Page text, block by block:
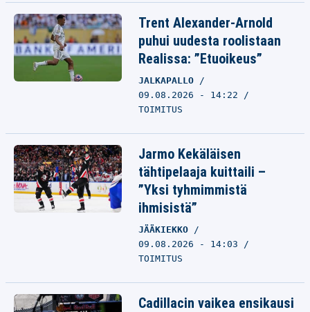
Trent Alexander-Arnold
puhui uudesta roolistaan
Realissa: ”Etuoikeus”
JALKAPALLO
09.08.2026 - 14:22
TOIMITUS
Jarmo Kekäläisen
tähtipelaaja kuittaili –
”Yksi tyhmimmistä
ihmisistä”
JÄÄKIEKKO
09.08.2026 - 14:03
TOIMITUS
Cadillacin vaikea ensikausi